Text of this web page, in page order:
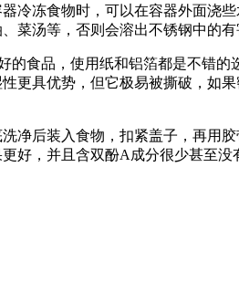
冷冻食物时，可以在容器外面浇
菜汤等，否则会溶出不锈钢中的有
品，使用纸和铝箔都是不错的
更具优势，但它极易被撕破，如
后装入食物，扣紧盖子，再用
好，并且含双酚A成分很少甚至